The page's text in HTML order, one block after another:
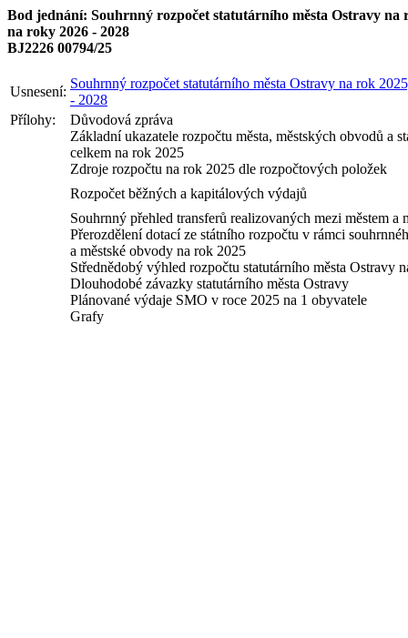
Bod jednání: Souhrnný rozpočet statutárního města Ostravy
na roky 2026 - 2028
BJ2226 00794/25
Usnesení:
Souhrnný rozpočet statutárního města Ostravy na rok
- 2028
Přílohy:
Důvodová zpráva
Základní ukazatele rozpočtu města, městských obvodů a
celkem na rok 2025
Zdroje rozpočtu na rok 2025 dle rozpočtových položek
Rozpočet běžných a kapitálových výdajů
Souhrnný přehled transferů realizovaných mezi městem a
Přerozdělení dotací ze státního rozpočtu v rámci
a městské obvody na rok 2025
Střednědobý výhled rozpočtu statutárního města Ostravy
Dlouhodobé závazky statutárního města Ostravy
Plánované výdaje SMO v roce 2025 na 1 obyvatele
Grafy